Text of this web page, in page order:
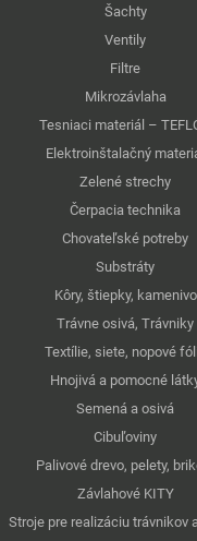
Šachty
Ventily
Filtre
Mikrozávlaha
Tesniaci materiál –
Elektroinštalačný
Zelené strechy
Čerpacia technika
Chovateľské potreby
Substráty
Kôry, štiepky, kamenivo
Trávne osivá, Trávniky
Textílie, siete, nopové
Hnojivá a pomocné
Semená a osivá
Cibuľoviny
Palivové drevo, pelety,
Závlahové KITY
Stroje pre realizáciu trávnikov